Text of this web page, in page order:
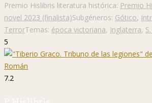
Premio Hislibris literatura histórica: Premio
novel 2023 (finalista)Subgéneros: Gótico,
TerrorTemas: época victoriana, Inglaterra,
5
7.2